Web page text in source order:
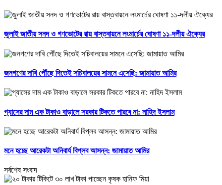
জুলাই জাতীয় সনদ ও গণভোটের রায় বাস্তবায়নে লংমার্চের ঘোষণা ১১-দলীয় ঐক্যের
জনগণের দাবি পৌঁছে দিতেই সচিবালয়ের সামনে এসেছি: জামায়াত আমির
গ্যাসের দাম এক টাকাও বাড়ালে সরকার টিকতে পারবে না: নাহিদ ইসলাম
মনে হচ্ছে আরেকটা অনিবার্য বিপ্লব আসন্ন: জামায়াত আমির
সর্বশেষ সংবাদ